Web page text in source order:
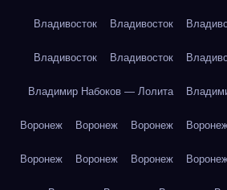
Владивосток Владивосток
Владивосток Владивосток
Владимир Набоков — Лолита
Воронеж Воронеж Воронеж
Воронеж Воронеж Воронеж